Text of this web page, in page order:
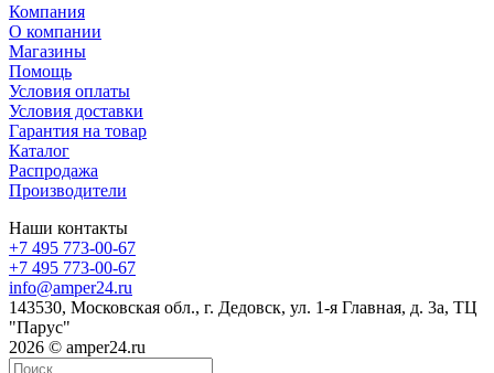
Компания
О компании
Магазины
Помощь
Условия оплаты
Условия доставки
Гарантия на товар
Каталог
Распродажа
Производители
Наши контакты
+7 495 773-00-67
+7 495 773-00-67
info@amper24.ru
143530, Московская обл., г. Дедовск, ул. 1-я Главная, д. 3а, ТЦ
"Парус"
2026 © amper24.ru